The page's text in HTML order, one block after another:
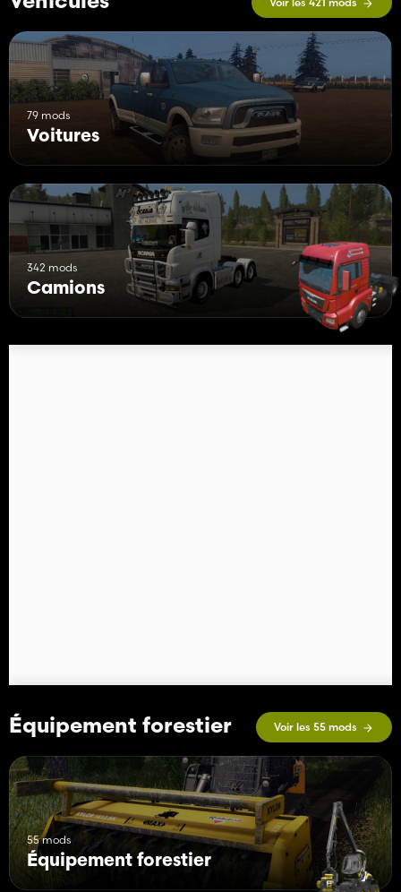
79 mods
Voitures
342 mods
Camions
Équipement forestier Voir les 55 mods
55 mods
Équipement forestier